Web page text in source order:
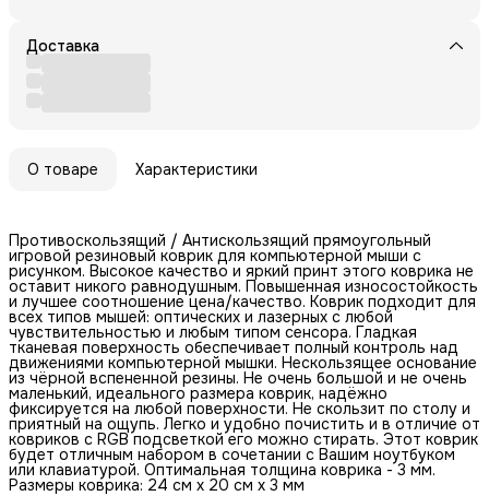
Доставка
О товаре Характеристики
Противоскользящий / Антискользящий прямоугольный
игровой резиновый коврик для компьютерной мыши с
рисунком. Высокое качество и яркий принт этого коврика не
оставит никого равнодушным. Повышенная износостойкость
и лучшее соотношение цена/качество. Коврик подходит для
всех типов мышей: оптических и лазерных с любой
чувствительностью и любым типом сенсора. Гладкая
тканевая поверхность обеспечивает полный контроль над
движениями компьютерной мышки. Нескользящее основание
из чёрной вспененной резины. Не очень большой и не очень
маленький, идеального размера коврик, надёжно
фиксируется на любой поверхности. Не скользит по столу и
приятный на ощупь. Легко и удобно почистить и в отличие от
ковриков с RGB подсветкой его можно стирать. Этот коврик
будет отличным набором в сочетании с Вашим ноутбуком
или клавиатурой. Оптимальная толщина коврика - 3 мм.
Размеры коврика: 24 см x 20 см x 3 мм